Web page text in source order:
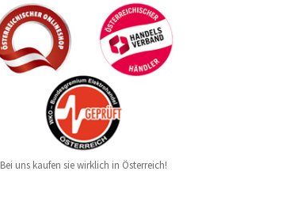
Bei uns kaufen sie wirklich in Österreich!